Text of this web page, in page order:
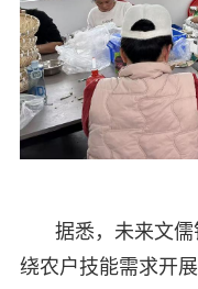
据悉，未来文
绕农户技能需求开